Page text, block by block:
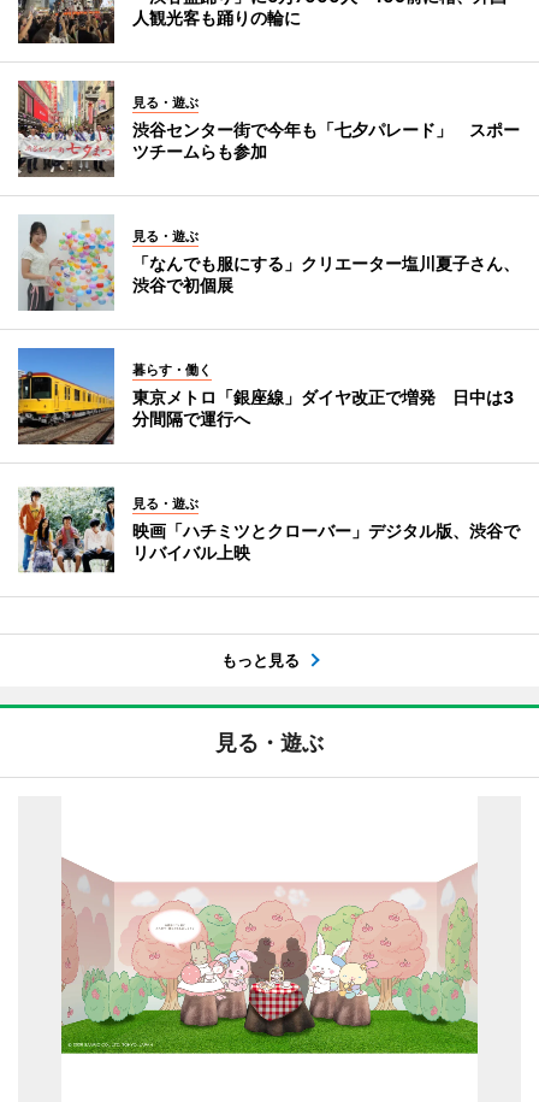
人観光客も踊りの輪に
見る・遊ぶ
渋谷センター街で今年も「七夕パレード」 スポー
ツチームらも参加
見る・遊ぶ
「なんでも服にする」クリエーター塩川夏子さん、
渋谷で初個展
暮らす・働く
東京メトロ「銀座線」ダイヤ改正で増発 日中は3
分間隔で運行へ
見る・遊ぶ
映画「ハチミツとクローバー」デジタル版、渋谷で
リバイバル上映
もっと見る
見る・遊ぶ